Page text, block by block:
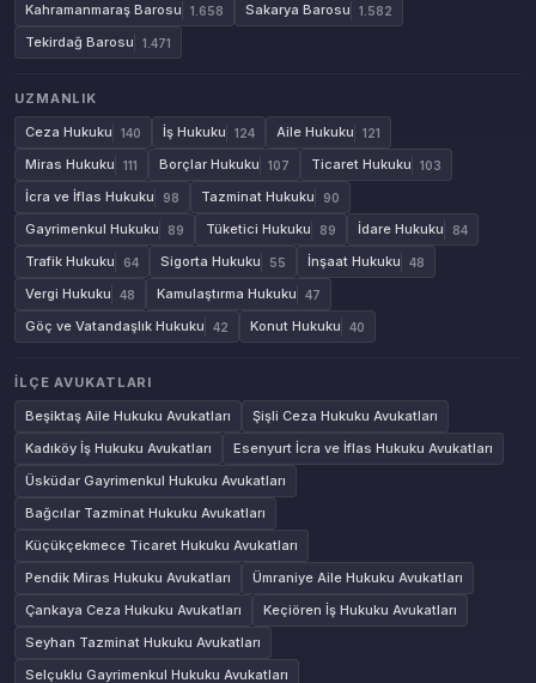
Kahramanmaraş Barosu 1.658 Sakarya Barosu 1.582
Tekirdağ Barosu 1.471
UZMANLIK
Ceza Hukuku
140 İş Hukuku 124 Aile Hukuku 121
Miras Hukuku 111 Borçlar Hukuku 107 Ticaret Hukuku 103
İcra ve İflas Hukuku 98 Tazminat Hukuku 90
Gayrimenkul Hukuku 89 Tüketici Hukuku 89 İdare Hukuku 84
Trafik Hukuku 64 Sigorta Hukuku 55 İnşaat Hukuku 48
Vergi Hukuku 48 Kamulaştırma Hukuku 47
Göç ve Vatandaşlık Hukuku 42 Konut Hukuku 40
İLÇE AVUKATLARI
Beşiktaş Aile Hukuku Avukatları
Şişli Ceza Hukuku Avukatları
Kadıköy İş Hukuku Avukatları
Esenyurt İcra ve İflas Hukuku Avukatları
Üsküdar Gayrimenkul Hukuku Avukatları
Bağcılar Tazminat Hukuku Avukatları
Küçükçekmece Ticaret Hukuku Avukatları
Pendik Miras Hukuku Avukatları
Ümraniye Aile Hukuku Avukatları
Çankaya Ceza Hukuku Avukatları
Keçiören İş Hukuku Avukatları
Seyhan Tazminat Hukuku Avukatları
Selçuklu Gayrimenkul Hukuku Avukatları